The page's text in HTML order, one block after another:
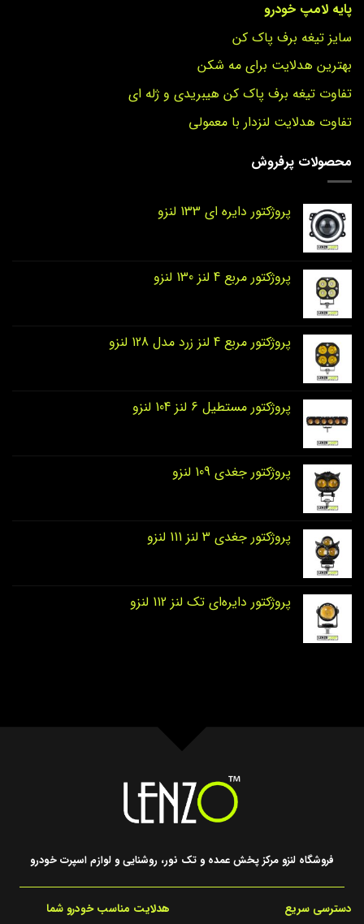
پایه لامپ خودرو
سایز تیغه برف پاک کن
بهترین هدلایت برای مه شکن
تفاوت تیغه برف پاک کن هیبریدی و ژله ای
تفاوت هدلایت لنزدار با معمولی
محصولات پرفروش
پروژکتور دایره‌ ای 133 لنزو
پروژکتور مربع 4 لنز 130 لنزو
پروژکتور مربع 4 لنز زرد مدل 128 لنزو
پروژکتور مستطیل 6 لنز 104 لنزو
پروژکتور جغدی 109 لنزو
پروژکتور جغدی 3 لنز 111 لنزو
پروژکتور دایره‌ای تک لنز 112 لنزو
فروشگاه لنزو مرکز پخش عمده و تک نور، روشنایی و لوازم اسپرت خودرو
دسترسی سریع
هدلایت مناسب خودرو شما